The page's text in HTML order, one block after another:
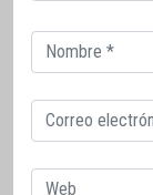
Correo
electrónico
Correo
electrónico
Web